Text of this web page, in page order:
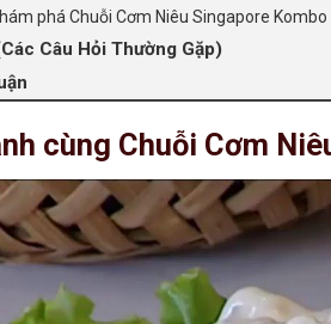
phá Chuỗi Cơm Niêu Singapore Kombo
Câu Hỏi Thường Gặp)
cùng Chuỗi Cơm